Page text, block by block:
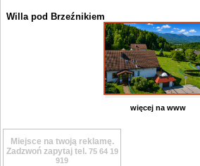
Willa pod Brzeźnikiem
więcej na www
Miejsce na twoją reklamę.
Zadzwoń zapytaj tel. 75 64 19
919